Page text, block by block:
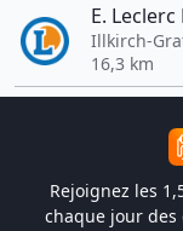
E. Leclerc
Illkirch-
16,3 km
Rejoignez les
chaque jour